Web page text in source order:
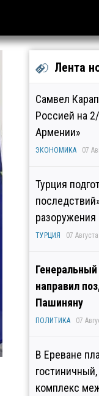
Лента
Самвел
Россией на
Армении»
ЭКОНОМИКА 07
Турция
разоружения
ТУРЦИЯ 07
направил
Пашиняну
ПОЛИТИКА 07
В Ереване
комплекс